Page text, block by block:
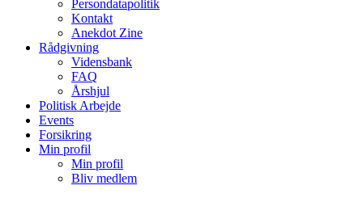
Persondatapolitik
Kontakt
Anekdot Zine
Rådgivning
Vidensbank
FAQ
Årshjul
Politisk Arbejde
Events
Forsikring
Min profil
Min profil
Bliv medlem